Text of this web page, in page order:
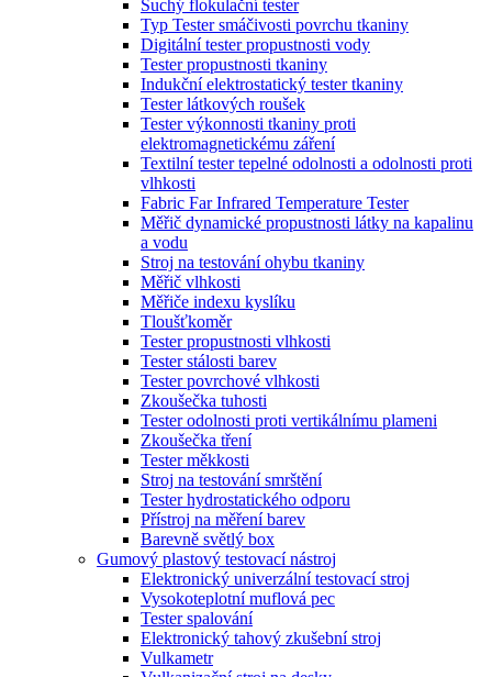
Suchý flokulační tester
Typ Tester smáčivosti povrchu tkaniny
Digitální tester propustnosti vody
Tester propustnosti tkaniny
Indukční elektrostatický tester tkaniny
Tester látkových roušek
Tester výkonnosti tkaniny proti
elektromagnetickému záření
Textilní tester tepelné odolnosti a odolnosti proti
vlhkosti
Fabric Far Infrared Temperature Tester
Měřič dynamické propustnosti látky na kapalinu
a vodu
Stroj na testování ohybu tkaniny
Měřič vlhkosti
Měřiče indexu kyslíku
Tloušťkoměr
Tester propustnosti vlhkosti
Tester stálosti barev
Tester povrchové vlhkosti
Zkoušečka tuhosti
Tester odolnosti proti vertikálnímu plameni
Zkoušečka tření
Tester měkkosti
Stroj na testování smrštění
Tester hydrostatického odporu
Přístroj na měření barev
Barevně světlý box
Gumový plastový testovací nástroj
Elektronický univerzální testovací stroj
Vysokoteplotní muflová pec
Tester spalování
Elektronický tahový zkušební stroj
Vulkametr